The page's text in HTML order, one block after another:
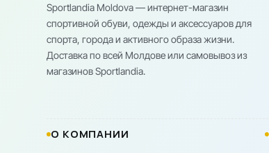
Sportlandia Moldova — интернет-магазин
спортивной обуви, одежды и аксессуаров для
спорта, города и активного образа жизни.
Доставка по всей Молдове или самовывоз из
магазинов Sportlandia.
О КОМПАНИИ